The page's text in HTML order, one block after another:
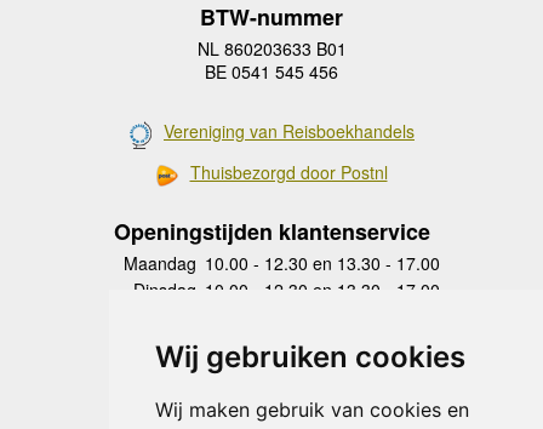
Wij gebruiken cookies
Wij maken gebruik van cookies en
BTW-nummer
NL 860203633 B01
BE 0541 545 456
Vereniging van Reisboekhandels
Thuisbezorgd door Postnl
Openingstijden klantenservice
Maandag 10.00 - 12.30 en 13.30 - 17.00
Dinsdag 10.00 - 12.30 en 13.30 - 17.00
Donderdag
10.00 - 12.30 en 13.30 - 17.00
Vrijdag 10.00 - 12.30 en 13.30 - 17.00
Zaterdag
gesloten